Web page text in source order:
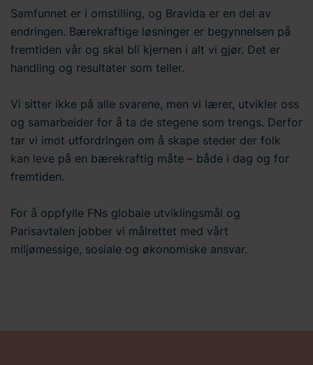
Samfunnet er i omstilling, og Bravida er en del av
endringen. Bærekraftige løsninger er begynnelsen på
fremtiden vår og skal bli kjernen i alt vi gjør. Det er
handling og resultater som teller.
Vi sitter ikke på alle svarene, men vi lærer, utvikler oss
og samarbeider for å ta de stegene som trengs. Derfor
tar vi imot utfordringen om å skape steder der folk
kan leve på en bærekraftig måte – både i dag og for
fremtiden.
For å oppfylle FNs globale utviklingsmål og
Parisavtalen jobber vi målrettet med vårt
miljømessige, sosiale og økonomiske ansvar.